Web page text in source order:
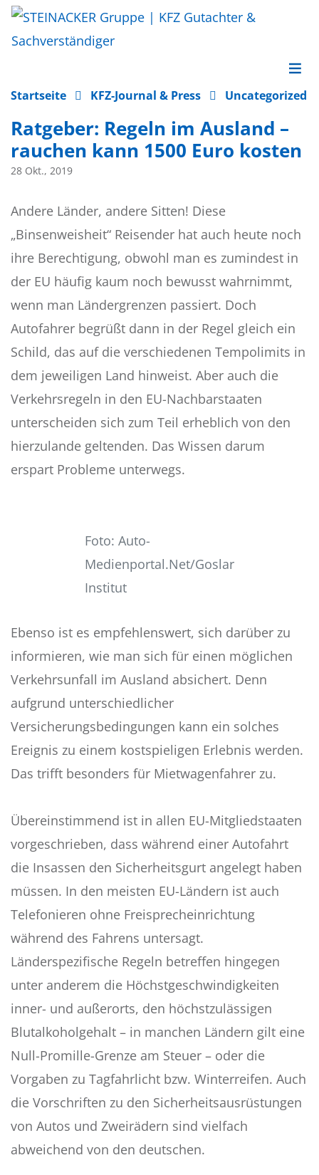
Skip
Unfallgutachten ✓ Wertgutachten ✓
Oldtimergutachten ✓ Technische Überwachung ✓
Arbeitsschutz
Startseite KFZ-Journal & Press Uncategorized
Ratgeber: Regeln im Ausland –
rauchen kann 1500 Euro kosten
28 Okt., 2019
Andere Länder, andere Sitten! Diese
„Binsenweisheit“ Reisender hat auch heute noch
ihre Berechtigung, obwohl man es zumindest in
der EU häufig kaum noch bewusst wahrnimmt,
wenn man Ländergrenzen passiert. Doch
Autofahrer begrüßt dann in der Regel gleich ein
Schild, das auf die verschiedenen Tempolimits in
dem jeweiligen Land hinweist. Aber auch die
Verkehrsregeln in den EU-Nachbarstaaten
unterscheiden sich zum Teil erheblich von den
hierzulande geltenden. Das Wissen darum
erspart Probleme unterwegs.
Foto: Auto-
Medienportal.Net/Goslar
Institut
Ebenso ist es empfehlenswert, sich darüber zu
informieren, wie man sich für einen möglichen
Verkehrsunfall im Ausland absichert. Denn
aufgrund unterschiedlicher
Versicherungsbedingungen kann ein solches
Ereignis zu einem kostspieligen Erlebnis werden.
Das trifft besonders für Mietwagenfahrer zu.
Übereinstimmend ist in allen EU-Mitgliedstaaten
vorgeschrieben, dass während einer Autofahrt
die Insassen den Sicherheitsgurt angelegt haben
müssen. In den meisten EU-Ländern ist auch
Telefonieren ohne Freisprecheinrichtung
während des Fahrens untersagt.
Länderspezifische Regeln betreffen hingegen
unter anderem die Höchstgeschwindigkeiten
inner- und außerorts, den höchstzulässigen
Blutalkoholgehalt – in manchen Ländern gilt eine
Null-Promille-Grenze am Steuer – oder die
Vorgaben zu Tagfahrlicht bzw. Winterreifen. Auch
die Vorschriften zu den Sicherheitsausrüstungen
von Autos und Zweirädern sind vielfach
abweichend von den deutschen.